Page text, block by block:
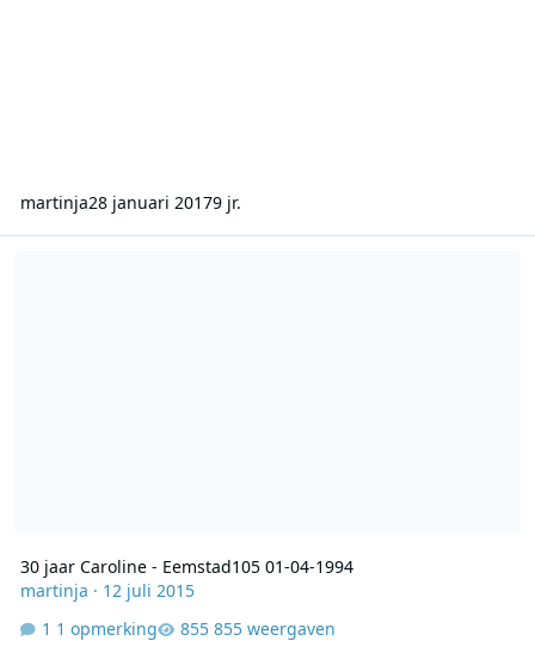
martinja28 januari 20179 jr.
30 jaar Caroline - Eemstad105 01-04-1994
martinja · 12 juli 2015
1 opmerking
855 weergaven